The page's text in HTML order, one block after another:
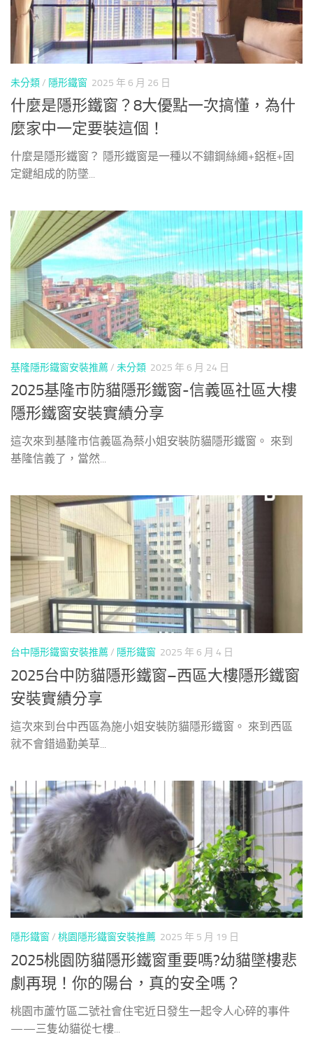
未分類/ 隱形鐵窗 2025 年 6 月 26 日
什麼是隱形鐵窗？8大優點一次搞懂，為什
麼家中一定要裝這個！
什麼是隱形鐵窗？ 隱形鐵窗是一種以不鏽鋼絲繩+鋁框+固
定鍵組成的防墜...
基隆隱形鐵窗安裝推薦/ 未分類 2025 年 6 月 24 日
2025基隆市防貓隱形鐵窗-信義區社區大樓
隱形鐵窗安裝實績分享
這次來到基隆市信義區為蔡小姐安裝防貓隱形鐵窗。 來到
基隆信義了，當然...
台中隱形鐵窗安裝推薦/ 隱形鐵窗 2025 年 6 月 4 日
2025台中防貓隱形鐵窗–西區大樓隱形鐵窗
安裝實績分享
這次來到台中西區為施小姐安裝防貓隱形鐵窗。 來到西區
就不會錯過勤美草...
隱形鐵窗/ 桃園隱形鐵窗安裝推薦 2025 年 5 月 19 日
2025桃園防貓隱形鐵窗重要嗎?幼貓墜樓悲
劇再現！你的陽台，真的安全嗎？
桃園市蘆竹區二號社會住宅近日發生一起令人心碎的事件
——三隻幼貓從七樓...